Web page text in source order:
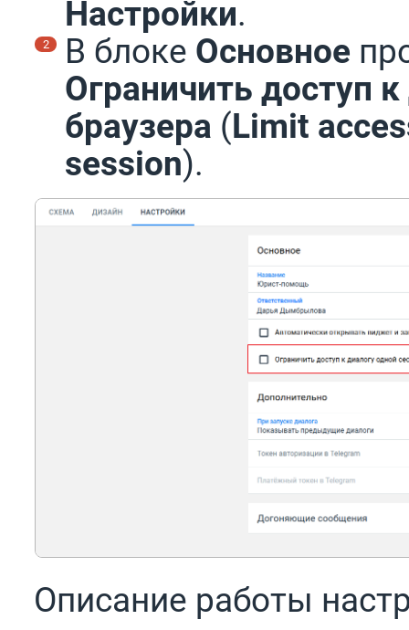
Настройки.
В блоке Основное
Ограничить доступ
браузера (Limit
session).
Описание работы